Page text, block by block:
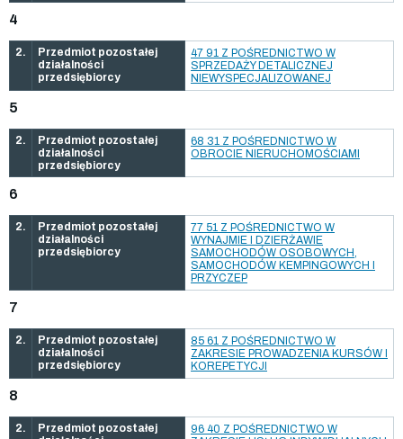
4
2.
Przedmiot pozostałej
działalności
przedsiębiorcy
47 91 Z POŚREDNICTWO W
SPRZEDAŻY DETALICZNEJ
NIEWYSPECJALIZOWANEJ
5
2.
Przedmiot pozostałej
działalności
przedsiębiorcy
68 31 Z POŚREDNICTWO W
OBROCIE NIERUCHOMOŚCIAMI
6
2.
Przedmiot pozostałej
działalności
przedsiębiorcy
77 51 Z POŚREDNICTWO W
WYNAJMIE I DZIERŻAWIE
SAMOCHODÓW OSOBOWYCH,
SAMOCHODÓW KEMPINGOWYCH I
PRZYCZEP
7
2.
Przedmiot pozostałej
działalności
przedsiębiorcy
85 61 Z POŚREDNICTWO W
ZAKRESIE PROWADZENIA KURSÓW I
KOREPETYCJI
8
2.
Przedmiot pozostałej
96 40 Z POŚREDNICTWO W